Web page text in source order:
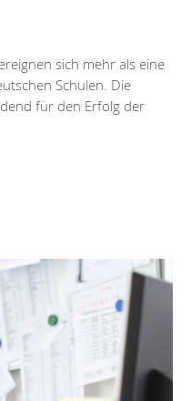
sich mehr als eine
Schulen. Die
für den Erfolg der